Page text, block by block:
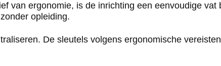
van ergonomie, is de inrichting een eenvoudige vat
opleiding.
De sleutels volgens ergonomische